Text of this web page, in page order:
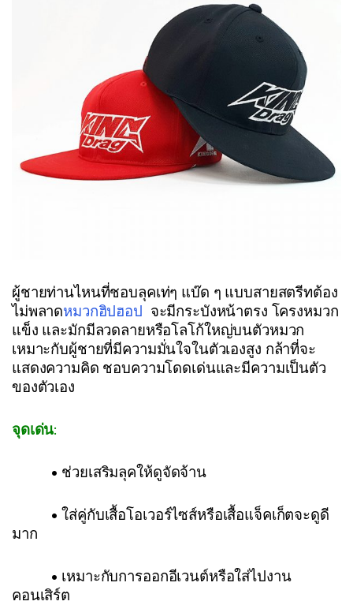
ผู้ชายท่านไหนที่ชอบลุคเท่ๆ แบ๊ด ๆ แบบสายสตรีทต้อง
ไม่พลาดหมวกฮิปฮอป จะมีกระบังหน้าตรง โครงหมวก
แข็ง และมักมีลวดลายหรือโลโก้ใหญ่บนตัวหมวก
เหมาะกับผู้ชายที่มีความมั่นใจในตัวเองสูง กล้าที่จะ
แสดงความคิด ชอบความโดดเด่นและมีความเป็นตัว
ของตัวเอง
จุดเด่น:
• ช่วยเสริมลุคให้ดูจัดจ้าน
• ใส่คู่กับเสื้อโอเวอร์ไซส์หรือเสื้อแจ็คเก็ตจะดูดี
มาก
• เหมาะกับการออกอีเวนต์หรือใส่ไปงาน
คอนเสิร์ต